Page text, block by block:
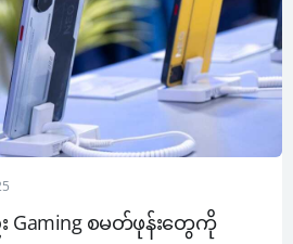
Gaming စမတ်ဖုန်းတွေကို